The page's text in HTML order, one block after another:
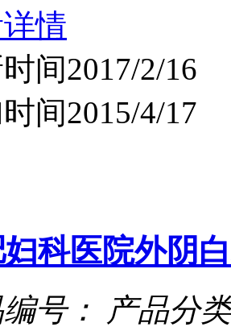
情
间2017/2/16
间2015/4/17
科医院外阴
号：
产品分